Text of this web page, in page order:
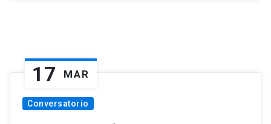
17 MAR
Conversatorio